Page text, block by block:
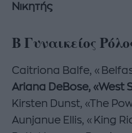
Νικητής
Β Γυναικείος
Caitriona Balfe,
Ariana DeBose, «West
Kirsten Dunst, «The
Aunjanue Ellis, «King